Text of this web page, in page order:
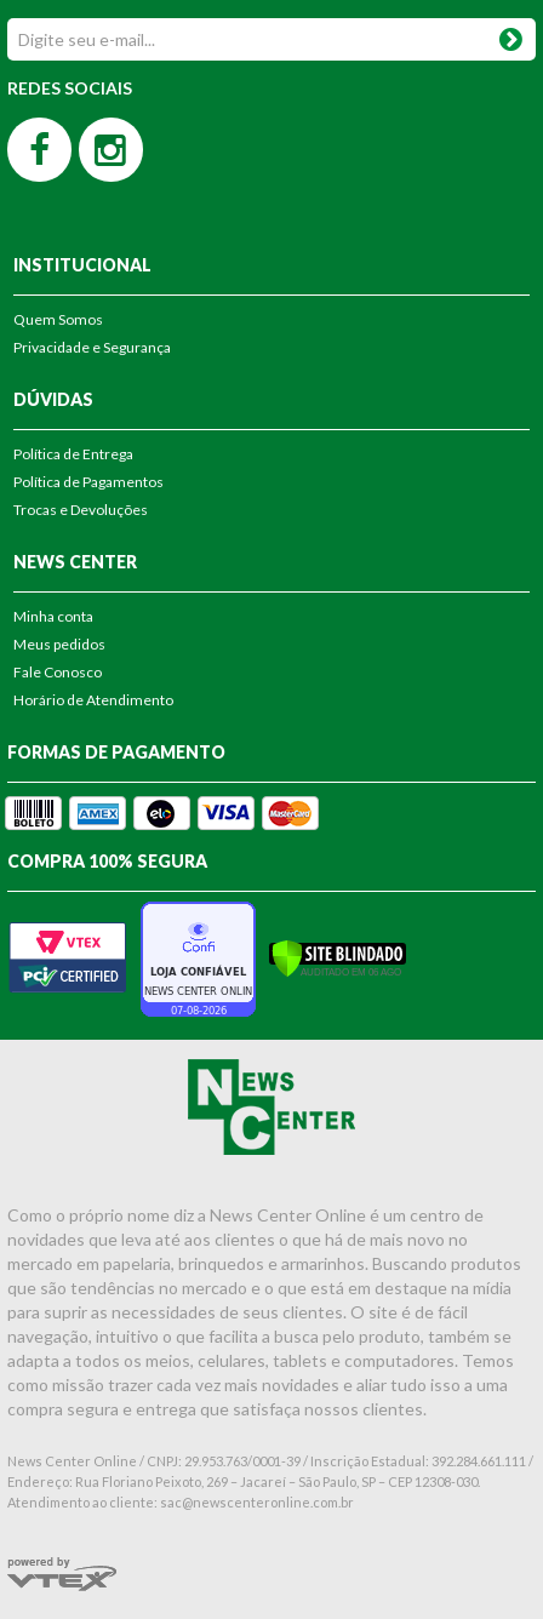
REDES SOCIAIS
INSTITUCIONAL
Quem Somos
Privacidade e Segurança
DÚVIDAS
Política de Entrega
Política de Pagamentos
Trocas e Devoluções
NEWS CENTER
Minha conta
Meus pedidos
Fale Conosco
Horário de Atendimento
FORMAS DE PAGAMENTO
COMPRA 100% SEGURA
Como o próprio nome diz a News Center Online é um centro de
novidades que leva até aos clientes o que há de mais novo no
mercado em papelaria, brinquedos e armarinhos. Buscando produtos
que são tendências no mercado e o que está em destaque na mídia
para suprir as necessidades de seus clientes. O site é de fácil
navegação, intuitivo o que facilita a busca pelo produto, também se
adapta a todos os meios, celulares, tablets e computadores. Temos
como missão trazer cada vez mais novidades e aliar tudo isso a uma
compra segura e entrega que satisfaça nossos clientes.
News Center Online / CNPJ: 29.953.763/0001-39 / Inscrição Estadual: 392.284.661.111 /
Endereço: Rua Floriano Peixoto, 269 – Jacareí – São Paulo, SP – CEP 12308-030.
Atendimento ao cliente: sac@newscenteronline.com.br